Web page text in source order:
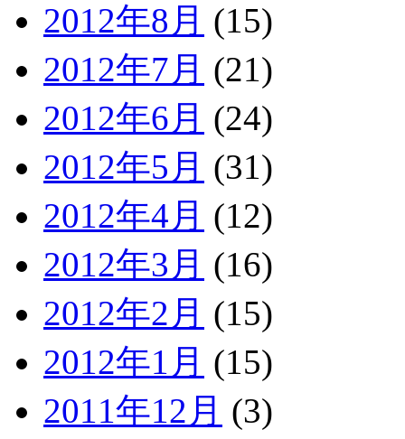
2012年8月 (15)
2012年7月 (21)
2012年6月 (24)
2012年5月 (31)
2012年4月 (12)
2012年3月 (16)
2012年2月 (15)
2012年1月 (15)
2011年12月 (3)